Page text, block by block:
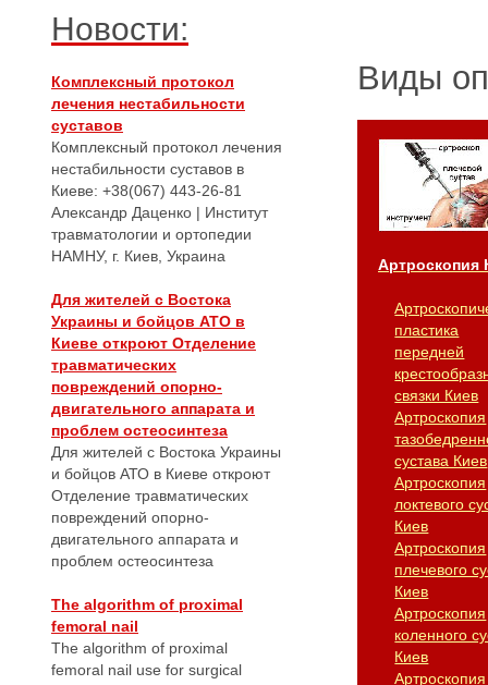
Новости:
Комплексный протокол
лечения нестабильности
суставов
Комплексный протокол лечения
нестабильности суставов в
Киеве: +38(067) 443-26-81
Александр Даценко | Институт
травматологии и ортопедии
НАМНУ, г. Киев, Украина
Для жителей с Востока
Украины и бойцов АТО в
Киеве откроют Отделение
травматических
повреждений опорно-
двигательного аппарата и
проблем остеосинтеза
Для жителей с Востока Украины
и бойцов АТО в Киеве откроют
Отделение травматических
повреждений опорно-
двигательного аппарата и
проблем остеосинтеза
The algorithm of proximal
femoral nail
The algorithm of proximal
femoral nail use for surgical
Виды
Артроскопия
пластика
передней
связки Киев
Артроскопия
сустава Киев
Артроскопия
локтевого
Киев
Артроскопия
плечевого
Киев
Артроскопия
коленного
Киев
Артроскопия